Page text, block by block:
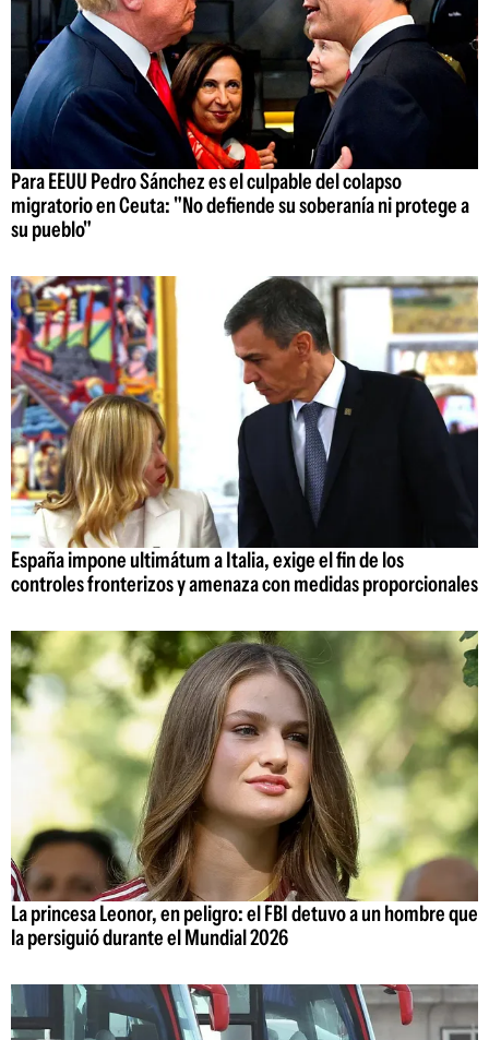
Para EEUU Pedro Sánchez es el culpable del colapso
migratorio en Ceuta: "No defiende su soberanía ni protege a
su pueblo"
España impone ultimátum a Italia, exige el fin de los
controles fronterizos y amenaza con medidas proporcionales
La princesa Leonor, en peligro: el FBI detuvo a un hombre que
la persiguió durante el Mundial 2026